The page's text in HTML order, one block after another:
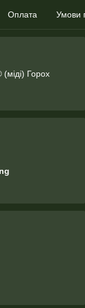
Оплата Умови
Горох